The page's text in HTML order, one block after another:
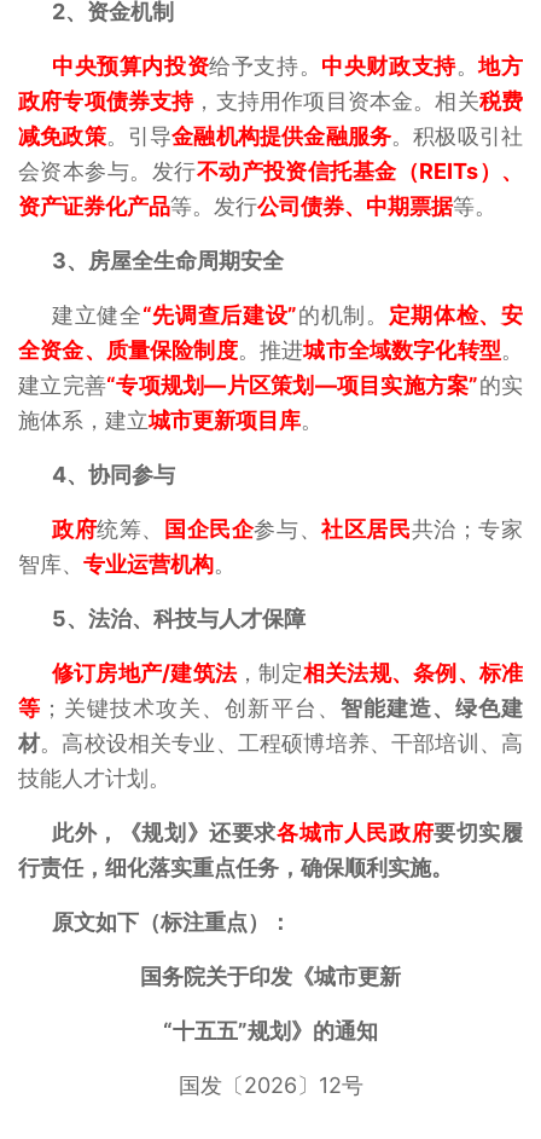
2、 资金机制
中央预算内投资给予支持。 中央财政支持。地方
政府专项债券支持，支持用作项目资本金。相关税费
减免政策。引导金融机构提供金融服务。积极吸引社
会资本参与。发行不动产投资信托基金（REITs）、
资产证券化产品等。发行公司债券、中期票据等。
3、 房屋全生命周期安全
建立健全“先调查后建设”的机制。 定期体检、安
全资金、质量保险制度。推进城市全域数字化转型。
建立完善“专项规划—片区策划—项目实施方案”的实
施体系，建立城市更新项目库。
4、 协同参与
政府统筹、 国企民企参与、社区居民共治；专家
智库、 专业运营机构。
5、 法治、科技与人才保障
修订房地产/建筑法，制定相关法规、条例、标准
等 ；关键技术攻关、创新平台、 智能建造、绿色建
材。高校设相关专业、工程硕博培养、干部培训、高
技能人才计划。
此外，《规划》还要求各城市人民政府要切实履
行责任，细化落实重点任务，确保顺利实施。
原文如下（标注重点）：
国务院关于印发《城市更新
“十五五”规划》的通知
国发〔2026〕12号